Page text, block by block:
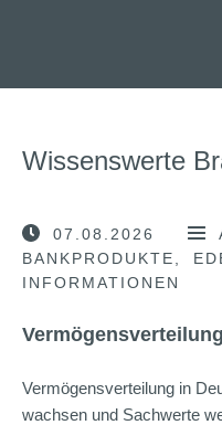
Wissenswerte
07.08.2026
BANKPRODUKTE
INFORMATIONEN
Vermögensverteilung in
wachsen und Sachwerte